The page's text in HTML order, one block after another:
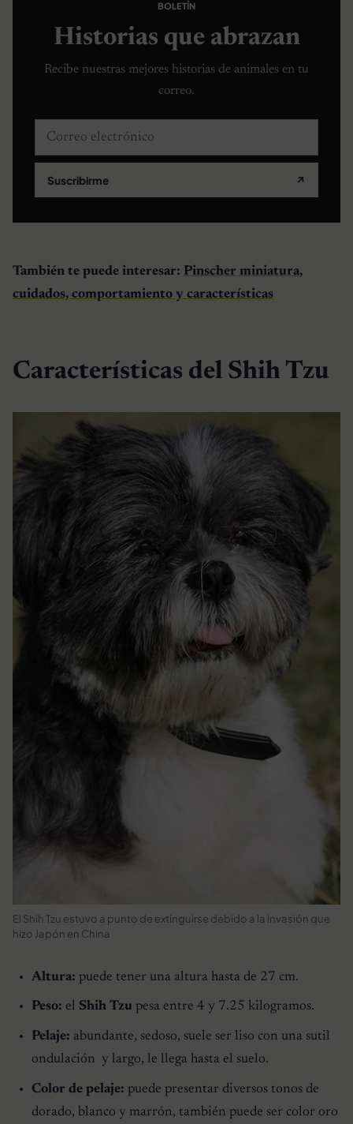
BOLETÍN
Historias que abrazan
Recibe nuestras mejores historias de animales en tu
correo.
Correo electrónico
Suscribirme ↗
También te puede interesar: Pinscher miniatura,
cuidados, comportamiento y características
Características del Shih Tzu
El Shih Tzu estuvo a punto de extinguirse debido a la invasión que
hizo Japón en China
Altura: puede tener una altura hasta de 27 cm.
Peso: el Shih Tzu pesa entre 4 y 7.25 kilogramos.
Pelaje: abundante, sedoso, suele ser liso con una sutil
ondulación y largo, le llega hasta el suelo.
Color de pelaje: puede presentar diversos tonos de
dorado, blanco y marrón, también puede ser color oro